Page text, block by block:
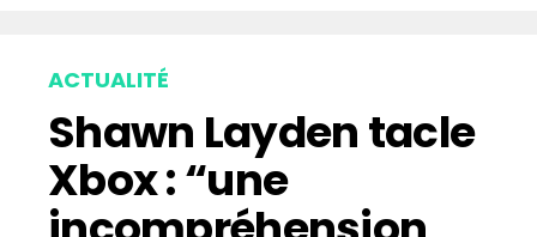
ACTUALITÉ
Shawn Layden tacle
Xbox : “une